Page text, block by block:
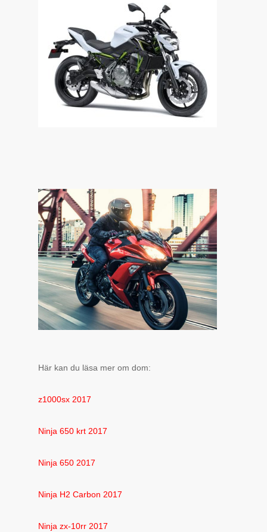
Här kan du läsa mer om dom:
z1000sx 2017
Ninja 650 krt 2017
Ninja 650 2017
Ninja H2 Carbon 2017
Ninja zx-10rr 2017